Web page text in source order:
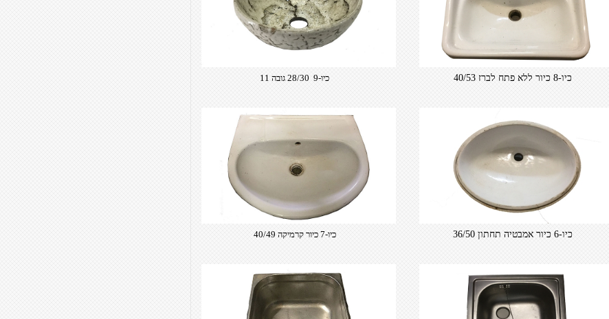
כיו-9 28/30 גובה 11 כיו-8 כיור ללא פתח לברז 40/53
​כיו-7 כיור קרמיקה 40/49 כיו-6 כיור אמבטיה תחתון 36/50